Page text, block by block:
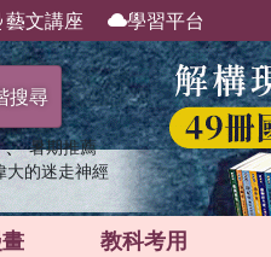
藝文講座 學習平台
搜尋
、 暑期推薦
大的迷走神經
教科考用